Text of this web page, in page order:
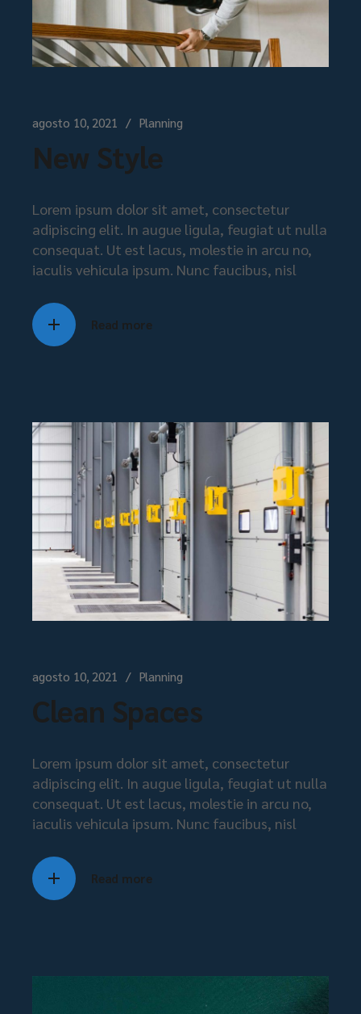
agosto 10, 2021 Planning
New Style
Lorem ipsum dolor sit amet, consectetur
adipiscing elit. In augue ligula, feugiat ut nulla
consequat. Ut est lacus, molestie in arcu no,
iaculis vehicula ipsum. Nunc faucibus, nisl
Read more
agosto 10, 2021 Planning
Clean Spaces
Lorem ipsum dolor sit amet, consectetur
adipiscing elit. In augue ligula, feugiat ut nulla
consequat. Ut est lacus, molestie in arcu no,
iaculis vehicula ipsum. Nunc faucibus, nisl
Read more